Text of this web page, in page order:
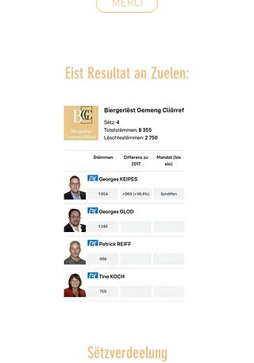
Eist Resultat an Zuelen:
MERCI
Sëtzverdeelung